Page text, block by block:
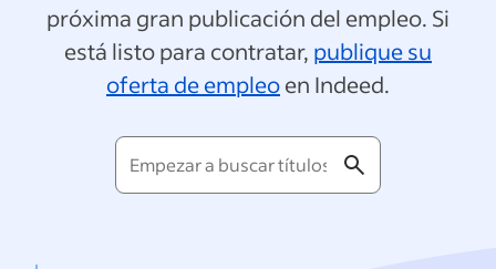
próxima gran publicación del empleo. Si
está listo para contratar, publique su
oferta de empleoen Indeed.
Empezar
a